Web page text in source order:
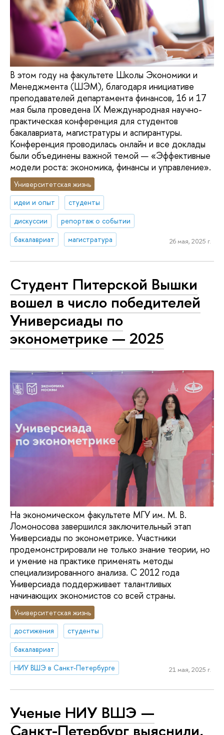
В этом году на факультете Школы Экономики и
Менеджмента (ШЭМ), благодаря инициативе
преподавателей департамента финансов, 16 и 17
мая была проведена IX Международная научно-
практическая конференция для студентов
бакалавриата, магистратуры и аспирантуры.
Конференция проводилась онлайн и все доклады
были объединены важной темой — «Эффективные
модели роста: экономика, финансы и управление».
Университетская жизнь
идеи и опыт
студенты
дискуссии
репортаж о событии
бакалавриат
магистратура 26 мая, 2025 г.
Студент Питерской Вышки
вошел в число победителей
Универсиады по
эконометрике — 2025
На экономическом факультете МГУ им. М. В.
Ломоносова завершился заключительный этап
Универсиады по эконометрике. Участники
продемонстрировали не только знание теории, но
и умение на практике применять методы
специализированного анализа. С 2012 года
Универсиада поддерживает талантливых
начинающих экономистов со всей страны.
Университетская жизнь
достижения
студенты
бакалавриат
НИУ ВШЭ в Санкт-Петербурге
21 мая, 2025 г.
Ученые НИУ ВШЭ —
Санкт-Петербург выяснили,